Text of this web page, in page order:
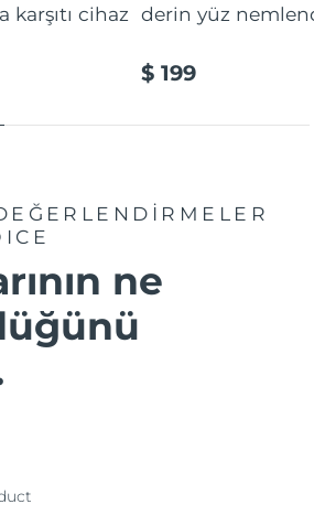
karşıtı cihaz derin yüz
$ 199
ne